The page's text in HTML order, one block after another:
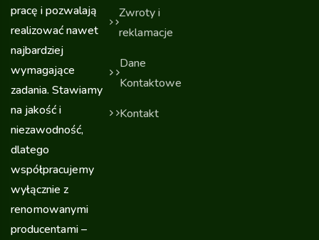
pracę i pozwalają
realizować nawet
najbardziej
wymagające
zadania. Stawiamy
na jakość i
niezawodność,
dlatego
współpracujemy
wyłącznie z
renomowanymi
producentami –
Zwroty i
reklamacje
Dane
Kontaktowe
Kontakt